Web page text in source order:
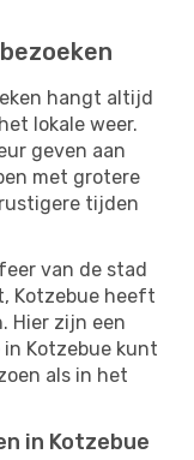
hangt altijd
lokale weer.
geven aan
met grotere
tijden
van de stad
Kotzebue heeft
Hier zijn een
Kotzebue kunt
als in het
in Kotzebue